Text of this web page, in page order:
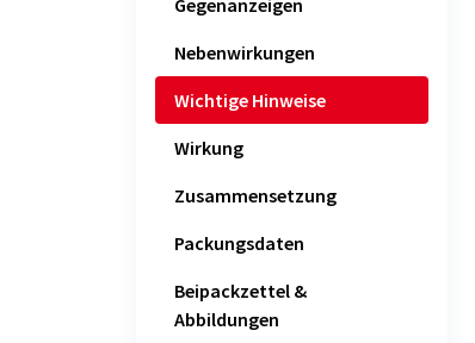
Nebenwirkungen
Wichtige Hinweise
Wirkung
Zusammensetzung
Packungsdaten
Beipackzettel &
Abbildungen